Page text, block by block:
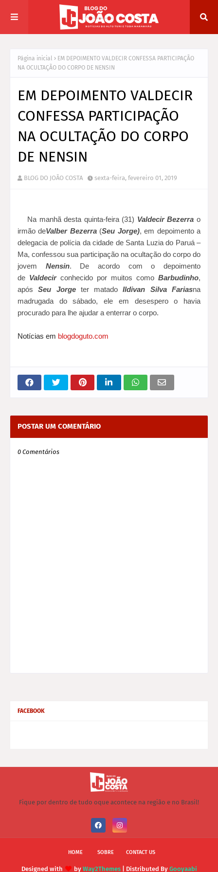
Página inicial
EM DEPOIMENTO VALDECIR CONFESSA PARTICIPAÇÃO
NA OCULTAÇÃO DO CORPO DE NENSIN
EM DEPOIMENTO VALDECIR
CONFESSA PARTICIPAÇÃO
NA OCULTAÇÃO DO CORPO
DE NENSIN
BLOG DO JOÃO COSTA sexta-feira, fevereiro 01, 2019
Na manhã desta quinta-feira (31) Valdecir Bezerra o
irmão deValber Bezerra(Seu Jorge), em depoimento a
delegacia de polícia da cidade de Santa Luzia do Paruá –
Ma, confessou sua participação na ocultação do corpo do
jovem Nensin. De acordo com o depoimento
de Valdecir conhecido por muitos como Barbudinho,
apósSeu Jorgeter matadoIldivan Silva Fariasna
madrugada do sábado, ele em desespero o havia
procurado para lhe ajudar a enterrar o corpo.
Notícias em blogdoguto.com
POSTAR UM COMENTÁRIO
0 Comentários
FACEBOOK
Fique por dentro de tudo oque acontece na região e no Brasil!
HOME SOBRE CONTACT US
Designed with by Way2Themes| Distributed By Gooyaabi